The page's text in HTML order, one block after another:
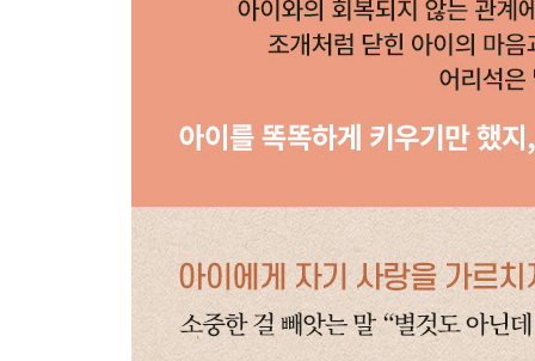
반대로 되는 말을 많이 했습니다
자존감을 저격하는 말
“그것 봐, 내가 뭐랬어?”
“다 널 위해서 그랬어”
부모도 미숙한 존재라는 걸 인정하세요
식욕을 떨어트리는 잔소리
“몸에 좋은 채소를 왜 안 먹니?”